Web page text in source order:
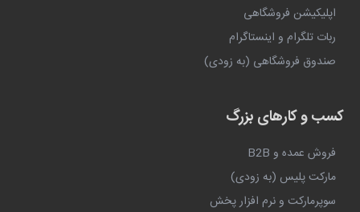
اپلیکیشن فروشگاهی
ربات تلگرام و اینستاگرام
صندوق فروشگاهی (به زودی)
کسب و کارهای بزرگ
فروش عمده و B2B
مارکت پلیس (به زودی)
سوپرمارکت و نرم افزار پخش